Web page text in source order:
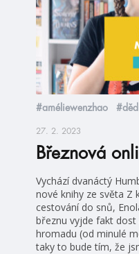
#améliewenzhao
27. 2. 2023
Březnová
Vychází dvanáctý
nové knihy ze světa Z
cestování do snů,
březnu vyjde fakt dost
hromadu (od minulé
taky to bude tím, že